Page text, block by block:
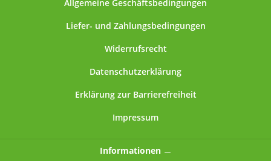
Allgemeine Geschäftsbedingungen
Liefer- und Zahlungsbedingungen
Widerrufsrecht
Datenschutzerklärung
Erklärung zur Barrierefreiheit
Impressum
Informationen